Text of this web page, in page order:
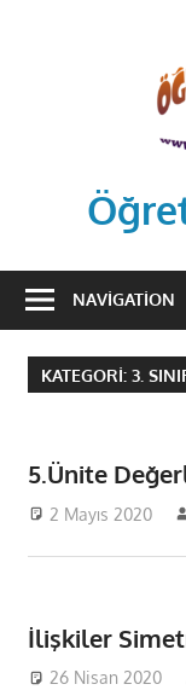
ÇantsındanNAVIGATION
KATEGORI: 3.
5.Ünite
2 Mayıs 2020
İlişkiler
26 Nisan 2020